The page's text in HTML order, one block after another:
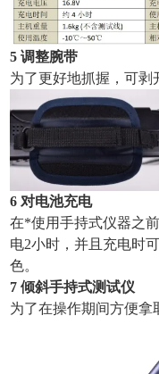
5 调整腕带
为了更好地抓握，可剥
6 对电池充电
在*使用手持式仪器之
电2小时，并且充电时
色。
7 倾斜手持式测试仪
为了在操作期间方便拿